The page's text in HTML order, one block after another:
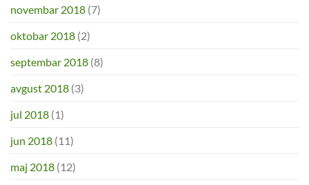
novembar 2018 (7)
oktobar 2018 (2)
septembar 2018 (8)
avgust 2018 (3)
jul 2018 (1)
jun 2018 (11)
maj 2018 (12)